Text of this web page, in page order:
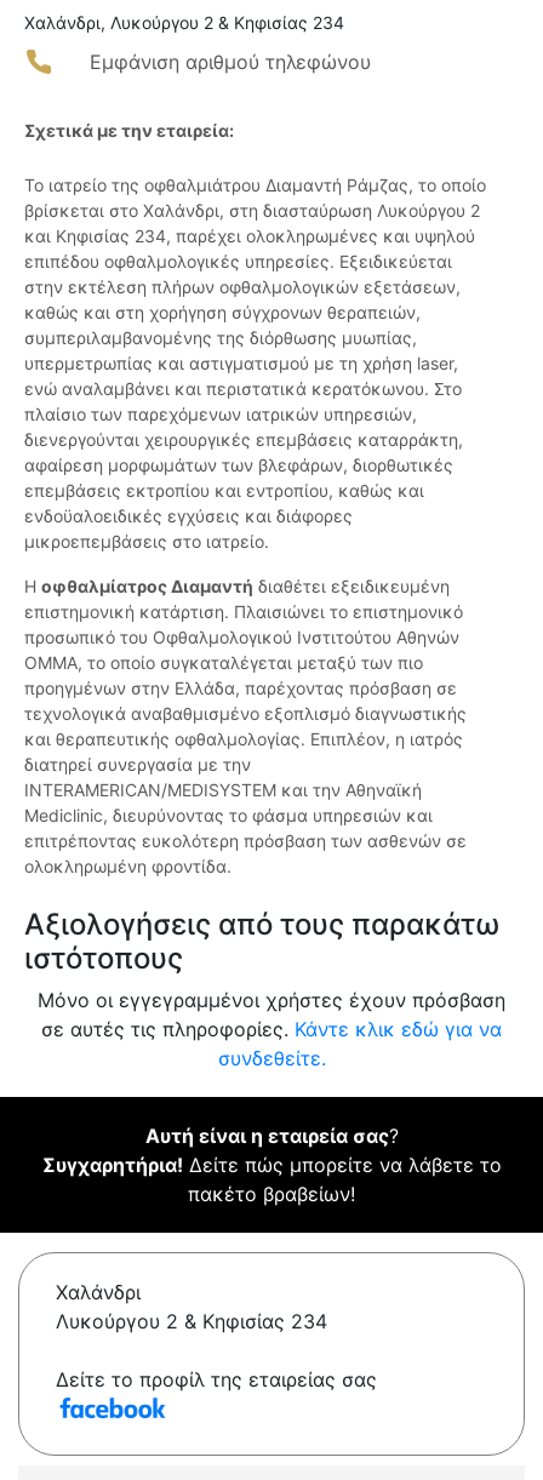
Χαλάνδρι, Λυκούργου 2 & Κηφισίας 234
Εμφάνιση αριθμού τηλεφώνου
Σχετικά με την εταιρεία:
Το ιατρείο της οφθαλμιάτρου Διαμαντή Ράμζας, το οποίο
βρίσκεται στο Χαλάνδρι, στη διασταύρωση Λυκούργου 2
και Κηφισίας 234, παρέχει ολοκληρωμένες και υψηλού
επιπέδου οφθαλμολογικές υπηρεσίες. Εξειδικεύεται
στην εκτέλεση πλήρων οφθαλμολογικών εξετάσεων,
καθώς και στη χορήγηση σύγχρονων θεραπειών,
συμπεριλαμβανομένης της διόρθωσης μυωπίας,
υπερμετρωπίας και αστιγματισμού με τη χρήση laser,
ενώ αναλαμβάνει και περιστατικά κερατόκωνου. Στο
πλαίσιο των παρεχόμενων ιατρικών υπηρεσιών,
διενεργούνται χειρουργικές επεμβάσεις καταρράκτη,
αφαίρεση μορφωμάτων των βλεφάρων, διορθωτικές
επεμβάσεις εκτροπίου και εντροπίου, καθώς και
ενδοϋαλοειδικές εγχύσεις και διάφορες
μικροεπεμβάσεις στο ιατρείο.
Η οφθαλμίατρος Διαμαντή διαθέτει εξειδικευμένη
επιστημονική κατάρτιση. Πλαισιώνει το επιστημονικό
προσωπικό του Οφθαλμολογικού Ινστιτούτου Αθηνών
ΟΜΜΑ, το οποίο συγκαταλέγεται μεταξύ των πιο
προηγμένων στην Ελλάδα, παρέχοντας πρόσβαση σε
τεχνολογικά αναβαθμισμένο εξοπλισμό διαγνωστικής
και θεραπευτικής οφθαλμολογίας. Επιπλέον, η ιατρός
διατηρεί συνεργασία με την
INTERAMERICAN/MEDISYSTEM και την Αθηναϊκή
Mediclinic, διευρύνοντας το φάσμα υπηρεσιών και
επιτρέποντας ευκολότερη πρόσβαση των ασθενών σε
ολοκληρωμένη φροντίδα.
Αξιολογήσεις από τους παρακάτω
ιστότοπους
Μόνο οι εγγεγραμμένοι χρήστες έχουν πρόσβαση
σε αυτές τις πληροφορίες. Κάντε κλικ εδώ για να
συνδεθείτε.
Αυτή είναι η εταιρεία σας?
Συγχαρητήρια! Δείτε πώς μπορείτε να λάβετε το
πακέτο βραβείων!
Χαλάνδρι
Λυκούργου 2 & Κηφισίας 234
Δείτε το προφίλ της εταιρείας σας